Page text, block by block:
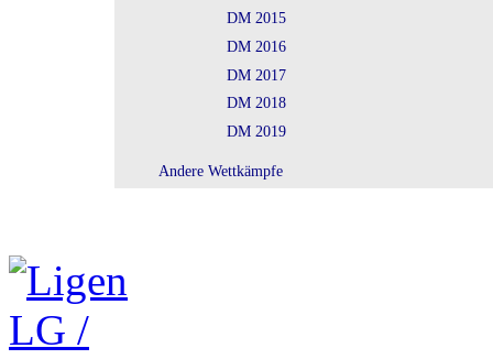
DM 2015
DM 2016
DM 2017
DM 2018
DM 2019
Andere Wettkämpfe